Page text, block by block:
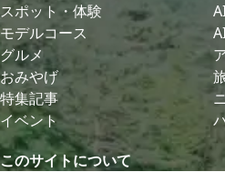
スポット・体験
モデルコース
グルメ
おみやげ
特集記事
イベント
このサイトについて